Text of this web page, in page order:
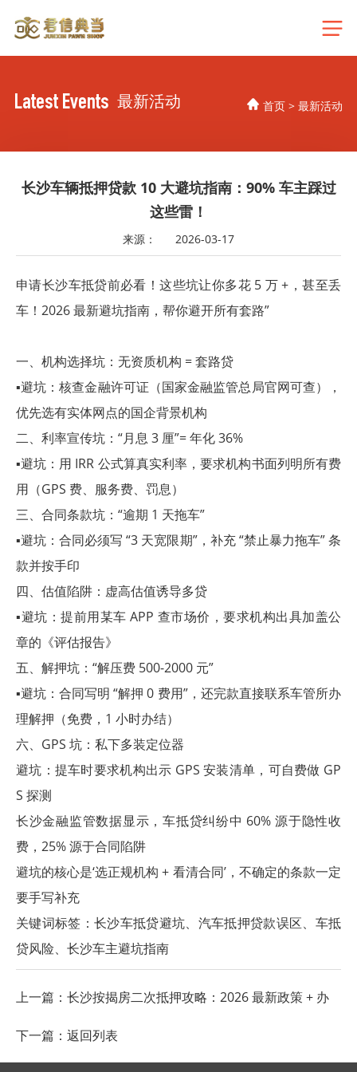
Latest Events 最新活动 首页 >最新活动
长沙车辆抵押贷款 10 大避坑指南：90% 车主踩过
这些雷！
来源： 2026-03-17
申请长沙车抵贷前必看！这些坑让你多花 5 万 +，甚至丢
车！2026 最新避坑指南，帮你避开所有套路”
一、机构选择坑：无资质机构 = 套路贷
▪避坑：核查金融许可证（国家金融监管总局官网可查），
优先选有实体网点的国企背景机构
二、利率宣传坑：“月息 3 厘”= 年化 36%
▪避坑：用 IRR 公式算真实利率，要求机构书面列明所有费
用（GPS 费、服务费、罚息）
三、合同条款坑：“逾期 1 天拖车”
▪避坑：合同必须写 “3 天宽限期”，补充 “禁止暴力拖车” 条
款并按手印
四、估值陷阱：虚高估值诱导多贷
▪避坑：提前用某车 APP 查市场价，要求机构出具加盖公
章的《评估报告》
五、解押坑：“解压费 500-2000 元”
▪避坑：合同写明 “解押 0 费用”，还完款直接联系车管所办
理解押（免费，1 小时办结）
六、GPS 坑：私下多装定位器
避坑：提车时要求机构出示 GPS 安装清单，可自费做 GP
S 探测
长沙金融监管数据显示，车抵贷纠纷中 60% 源于隐性收
费，25% 源于合同陷阱
避坑的核心是‘选正规机构 + 看清合同’，不确定的条款一定
要手写补充
关键词标签： 长沙车抵贷避坑、汽车抵押贷款误区、车抵
贷风险、 长沙车主避坑指南
上一篇： 长沙按揭房二次抵押攻略：2026 最新政策 + 办
下一篇： 返回列表